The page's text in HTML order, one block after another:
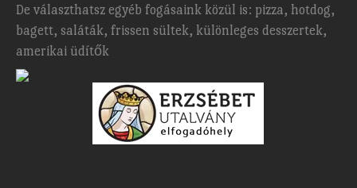
De választhatsz egyéb fogásaink közül is: pizza, hotdog,
bagett, saláták, frissen sültek, különleges desszertek,
amerikai üdítők